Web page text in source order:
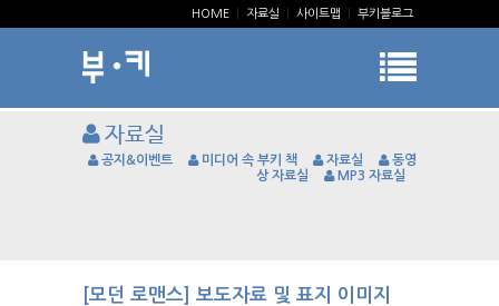
HOME 자료실 사이트맵 부키블로그
자료실
공지&이벤트 미디어 속 부키 책 자료실
동영
상 자료실
MP3 자료실
[모던 로맨스] 보도자료 및 표지 이미지